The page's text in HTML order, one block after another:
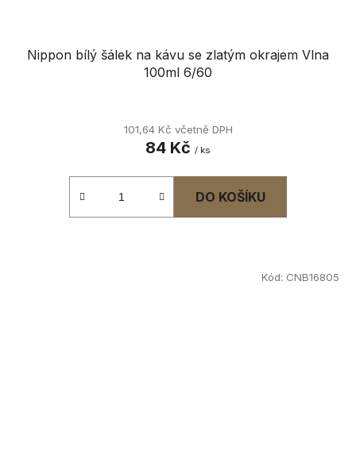
Nippon bílý šálek na kávu se zlatým okrajem Vlna
100ml 6/60
101,64 Kč včetně DPH
84 Kč / ks
DO KOŠÍKU
Kód: CNB16805